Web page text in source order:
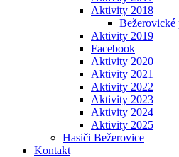
Aktivity 2018
Bežerovické
Aktivity 2019
Facebook
Aktivity 2020
Aktivity 2021
Aktivity 2022
Aktivity 2023
Aktivity 2024
Aktivity 2025
Hasiči Bežerovice
Kontakt